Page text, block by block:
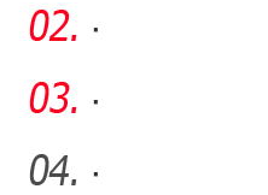
引资到位
·
·
·